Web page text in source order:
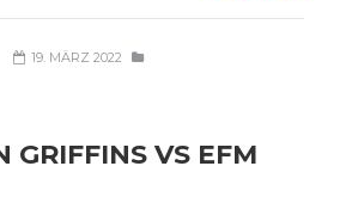
19. MÄRZ 2022
GRIFFINS VS EFM